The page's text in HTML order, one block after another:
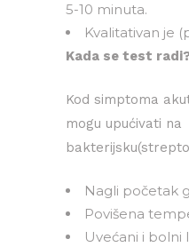
5-10 minuta.
Kvalitativan je
Kada se test
Kod simptoma
mogu upućivati na
Nagli početak
Povišena
Uvećani i bolni